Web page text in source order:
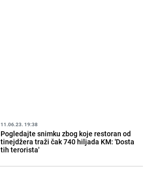
11.06.23. 19:38
Pogledajte snimku zbog koje restoran od
tinejdžera traži čak 740 hiljada KM: 'Dosta
tih terorista'